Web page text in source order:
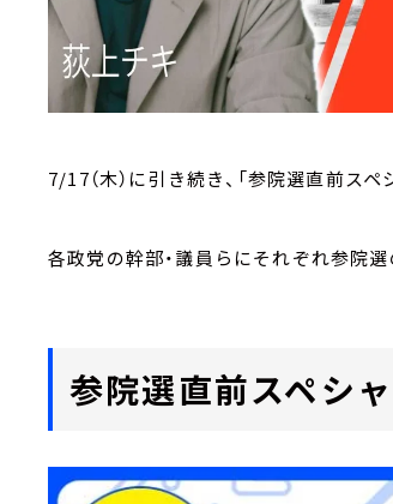
7/17（木）に引き続き、「参院選直前ス
各政党の幹部・議員らにそれぞれ参院
参院選直前スペシャ